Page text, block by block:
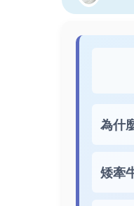
為什
矮牽